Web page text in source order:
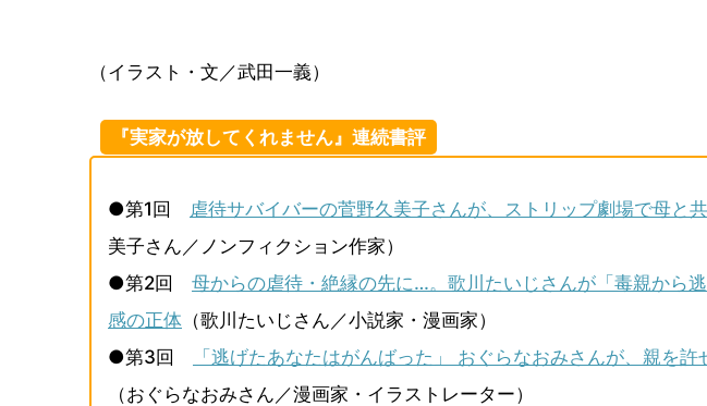
（イラスト・文／武田一義）
『実家が放してくれません』連続書評
●第1回 虐待サバイバーの菅野久美子さんが、ストリップ劇場で母と共
美子さん／ノンフィクション作家）
●第2回 母からの虐待・絶縁の先に…。歌川たいじさんが「毒親から
感の正体 （歌川たいじさん／小説家・漫画家）
●第3回
「逃げたあなたはがんばった」 おぐらなおみさんが、親を
（おぐらなおみさん／漫画家・イラストレーター）